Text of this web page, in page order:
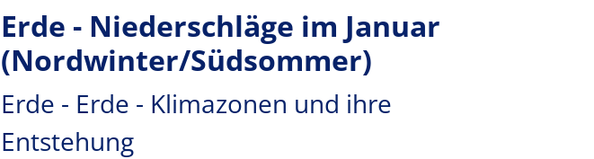
Erde - Niederschläge im Januar
(Nordwinter/Südsommer)
Erde - Erde - Klimazonen und ihre
Entstehung